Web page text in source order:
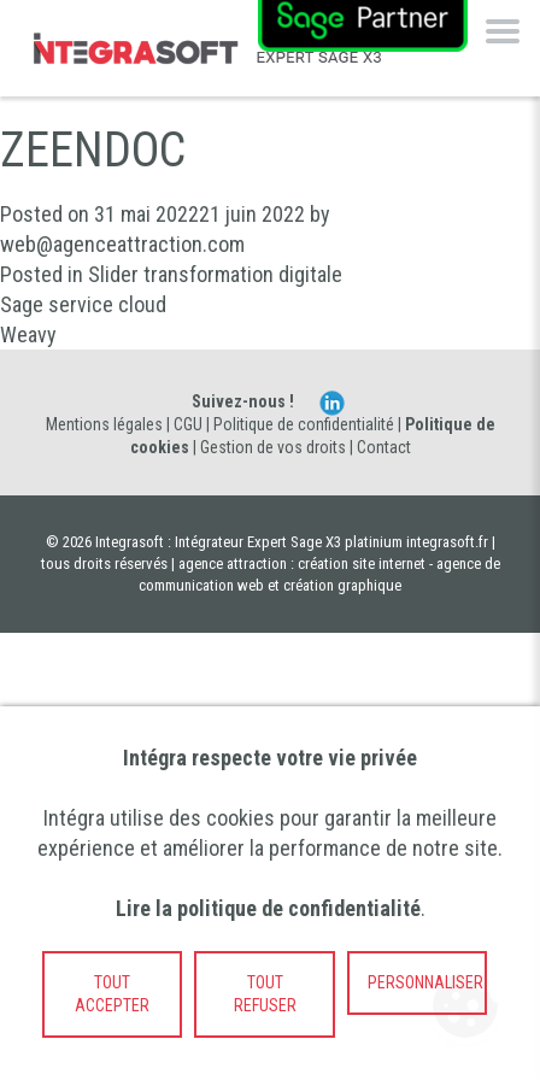
ZEENDOC
Posted on 31 mai 202221 juin 2022 by
web@agenceattraction.com
Posted in Slider transformation digitale
NAVIGATION
DE
Sage service cloud
Weavy
Suivez-nous !
Mentions légales
CGU Politique de confidentialité
Politique de
cookies
Gestion de vos droits Contact
© 2026 Integrasoft : Intégrateur Expert Sage X3 platinium integrasoft.fr |
tous droits réservés | agence attraction : création site internet - agence de
communication web et création graphique
Intégra respecte votre vie privée
Intégra utilise des cookies pour garantir la meilleure
expérience et améliorer la performance de notre site.
Lire la politique de confidentialité.
TOUT
ACCEPTER
TOUT
REFUSER
PERSONNALISER